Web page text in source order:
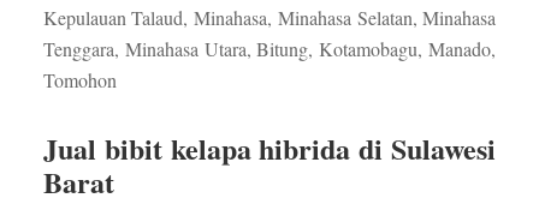
Kepulauan Talaud, Minahasa, Minahasa Selatan, Minahasa
Tenggara, Minahasa Utara, Bitung, Kotamobagu, Manado,
Tomohon
Jual bibit kelapa hibrida di Sulawesi
Barat